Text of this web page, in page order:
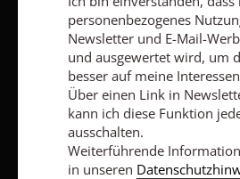
Nach oben
personenbezogenes
Newsletter und E-Mail-
und ausgewertet wird, um
besser auf meine
Über einen Link in
kann ich diese Funktion
ausschalten.
Weiterführende
in unseren